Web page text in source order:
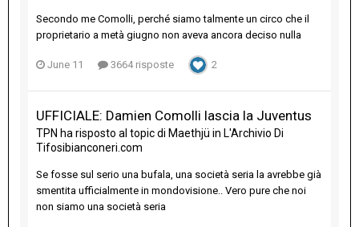
Secondo me Comolli, perché siamo talmente un circo che il
proprietario a metà giugno non aveva ancora deciso nulla
June 11 3664 risposte 2
UFFICIALE: Damien Comolli lascia la Juventus
TPN ha risposto al topic di Maethjü in L'Archivio Di
Tifosibianconeri.com
Se fosse sul serio una bufala, una società seria la avrebbe già
smentita ufficialmente in mondovisione.. Vero pure che noi
non siamo una società seria